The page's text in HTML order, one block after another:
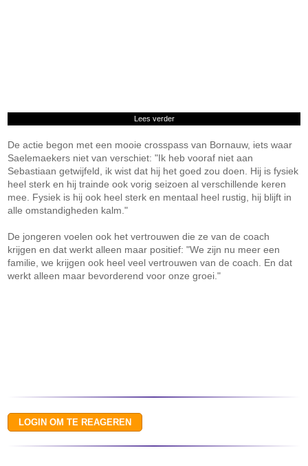
Lees verder
De actie begon met een mooie crosspass van Bornauw, iets waar
Saelemaekers niet van verschiet: "Ik heb vooraf niet aan
Sebastiaan getwijfeld, ik wist dat hij het goed zou doen. Hij is fysiek
heel sterk en hij trainde ook vorig seizoen al verschillende keren
mee. Fysiek is hij ook heel sterk en mentaal heel rustig, hij blijft in
alle omstandigheden kalm."
De jongeren voelen ook het vertrouwen die ze van de coach
krijgen en dat werkt alleen maar positief: "We zijn nu meer een
familie, we krijgen ook heel veel vertrouwen van de coach. En dat
werkt alleen maar bevorderend voor onze groei."